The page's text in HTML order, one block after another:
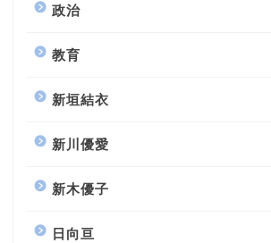
政治
教育
新垣結衣
新川優愛
新木優子
日向亘